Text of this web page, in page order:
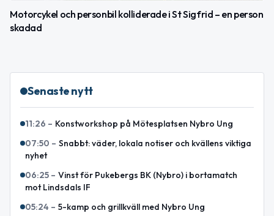
Motorcykel och personbil kolliderade i St Sigfrid – en person
skadad
Senaste nytt
11:26 – Konstworkshop på Mötesplatsen Nybro Ung
07:50 – Snabbt: väder, lokala notiser och kvällens viktiga
nyhet
06:25 – Vinst för Pukebergs BK (Nybro) i bortamatch
mot Lindsdals IF
05:24 – 5-kamp och grillkväll med Nybro Ung